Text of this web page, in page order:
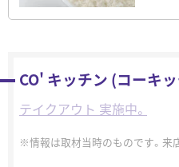
CO' キッチン (コーキ
テイクアウト 実施中。
情報は取材当時のものです。来